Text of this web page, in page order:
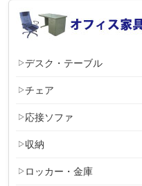
デスク・テーブル
チェア
応接ソファ
収納
ロッカー・金庫